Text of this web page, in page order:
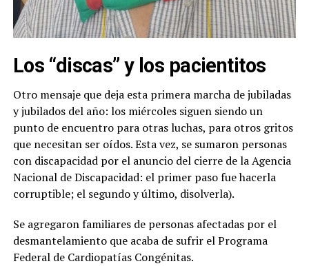
Los “discas” y los pacientitos
Otro mensaje que deja esta primera marcha de jubiladas
y jubilados del año: los miércoles siguen siendo un
punto de encuentro para otras luchas, para otros gritos
que necesitan ser oídos. Esta vez, se sumaron personas
con discapacidad por el anuncio del cierre de la Agencia
Nacional de Discapacidad: el primer paso fue hacerla
corruptible; el segundo y último, disolverla).
Se agregaron familiares de personas afectadas por el
desmantelamiento que acaba de sufrir el Programa
Federal de Cardiopatías Congénitas.